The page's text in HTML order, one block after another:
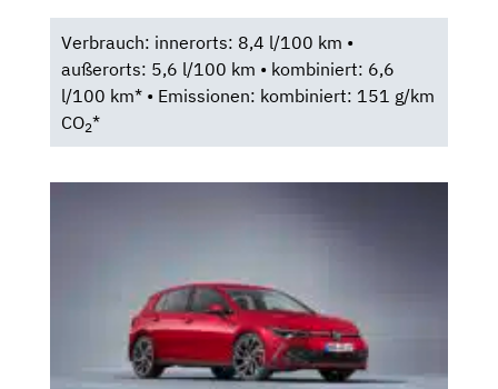
Verbrauch: innerorts: 8,4 l/100 km •
außerorts: 5,6 l/100 km • kombiniert: 6,6
l/100 km* • Emissionen: kombiniert: 151 g/km
CO2*